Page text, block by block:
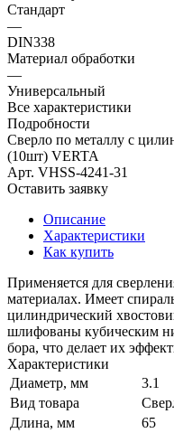
Стандарт
—
DIN338
Материал обработки
—
Универсальный
Все характеристики
Подробности
Сверло по металлу с
(10шт) VERTA
Арт. VHSS-4241-31
Оставить заявку
Описание
Характеристики
Как купить
Применяется для
материалах. Имеет
цилиндрический
шлифованы кубическим
бора, что делает их
Характеристики
Диаметр, мм
3.1
Вид товара
Длина, мм
65